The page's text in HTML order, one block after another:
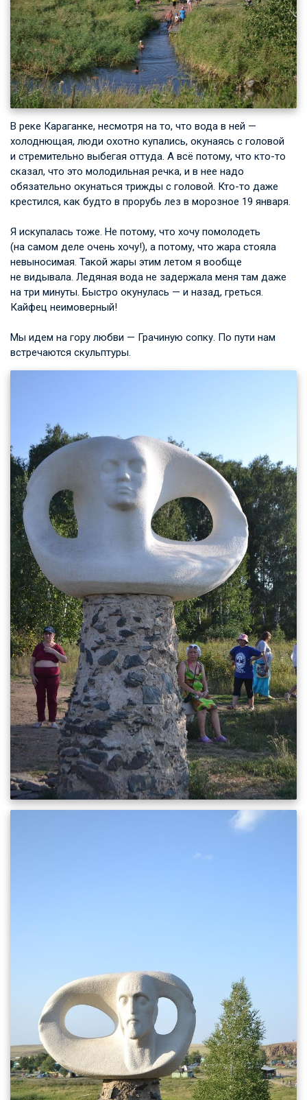
В реке Караганке, несмотря на то, что вода в ней —
холоднющая, люди охотно купались, окунаясь с головой
и стремительно выбегая оттуда. А всё потому, что кто-то
сказал, что это молодильная речка, и в нее надо
обязательно окунаться трижды с головой. Кто-то даже
крестился, как будто в прорубь лез в морозное 19 января.
Я искупалась тоже. Не потому, что хочу помолодеть
(на самом деле очень хочу!), а потому, что жара стояла
невыносимая. Такой жары этим летом я вообще
не видывала. Ледяная вода не задержала меня там даже
на три минуты. Быстро окунулась — и назад, греться.
Кайфец неимоверный!
Мы идем на гору любви — Грачиную сопку. По пути нам
встречаются скульптуры.